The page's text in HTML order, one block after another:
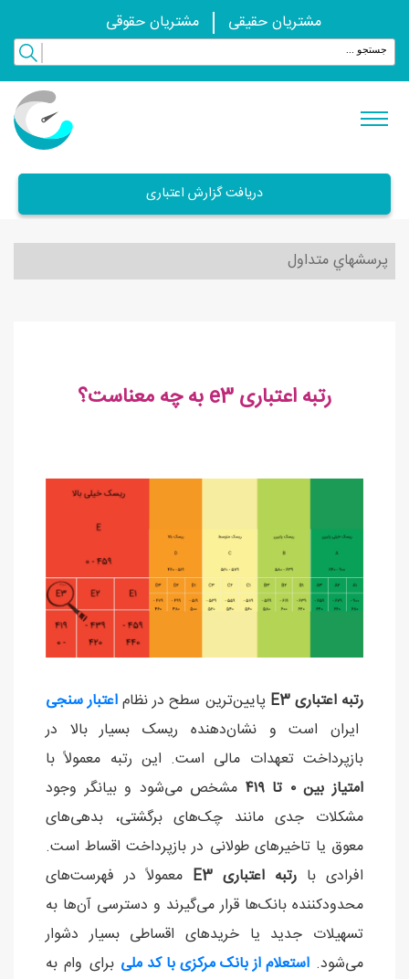
مشتریان حقیقی مشتریان حقوقی
دریافت گزارش اعتباری
پرسشهاي متداول
رتبه اعتباری e3 به چه معناست؟
رتبه اعتباری E3 پایین‌ترین سطح در نظاماعتبار سنجی
ایران است و نشان‌دهنده ریسک بسیار بالا در
بازپرداخت تعهدات مالی است. این رتبه معمولاً با
امتیاز بین ۰ تا ۴۱۹
مشخص می‌شود و بیانگر وجود
مشکلات جدی مانند چک‌های برگشتی، بدهی‌های
معوق یا تاخیرهای طولانی در بازپرداخت اقساط است.
افرادی با رتبه اعتباری E3
معمولاً در فهرست‌های
محدودکننده بانک‌ها قرار می‌گیرند و دسترسی آن‌ها به
تسهیلات جدید یا خریدهای اقساطی بسیار دشوار
می‌شود.استعلام از بانک مرکزی با کد ملی برای وام به